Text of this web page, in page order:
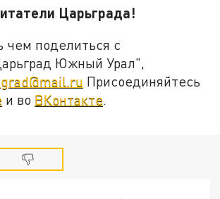
Царьграда!
чем поделиться с
Южный Урал",
Присоединяйтесь
и во ВКонтакте.